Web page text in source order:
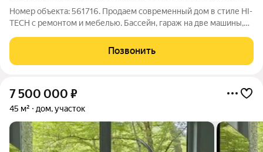
Номер объекта: 561716. Продаем современный дом в стиле HI-
TECH с ремонтом и мебелью. Бассейн, гараж на две машины,
Скважина, ЛОС, электричество 15 кВт, ландшафтное
озеленение, видеонаблюдение,
Позвонить
7 500 000 ₽
45 м² дом, участок